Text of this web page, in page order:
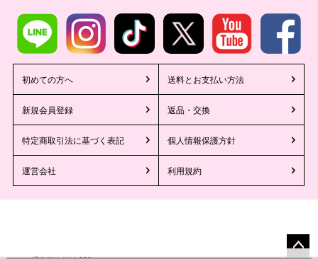
初めての方へ 送料とお支払い方法
新規会員登録 返品・交換
特定商取引法に基づく表記 個人情報保護方針
運営会社 利用規約